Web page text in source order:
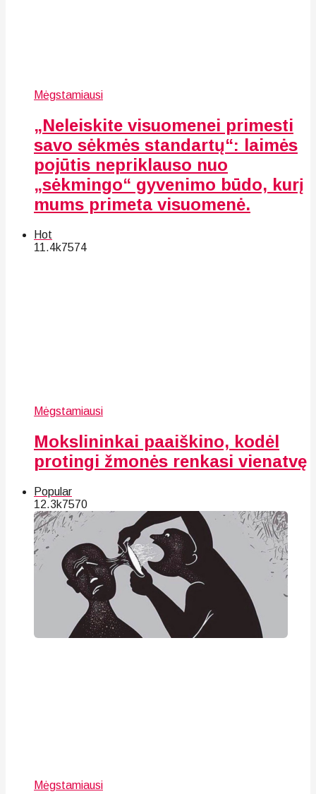
Mėgstamiausi
„Neleiskite visuomenei primesti
savo sėkmės standartų“: laimės
pojūtis nepriklauso nuo
„sėkmingo“ gyvenimo būdo, kurį
mums primeta visuomenė.
Hot
11.4k7574
Mėgstamiausi
Mokslininkai paaiškino, kodėl
protingi žmonės renkasi vienatvę
Popular
12.3k7570
Mėgstamiausi